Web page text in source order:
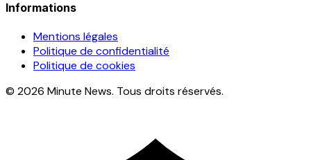
Informations
Mentions légales
Politique de confidentialité
Politique de cookies
© 2026 Minute News. Tous droits réservés.